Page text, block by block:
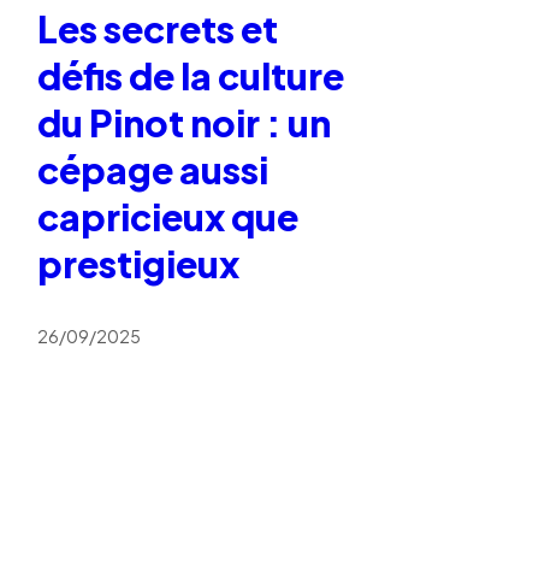
Les secrets et
défis de la culture
du Pinot noir : un
cépage aussi
capricieux que
prestigieux
26/09/2025